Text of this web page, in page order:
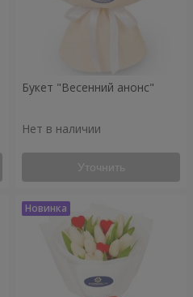
Букет "Весенний анонс"
Нет в наличии
Уточнить